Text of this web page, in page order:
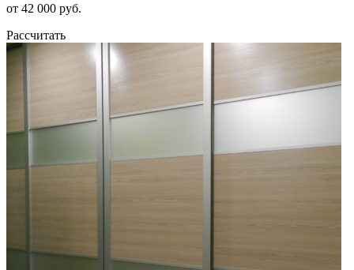
от 42 000 руб.
Рассчитать